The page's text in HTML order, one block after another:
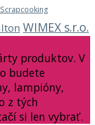
Scrapcooking
WIMEX s.r.o.
produktov. V
budete
lampióny,
z tých
si len vybrať.